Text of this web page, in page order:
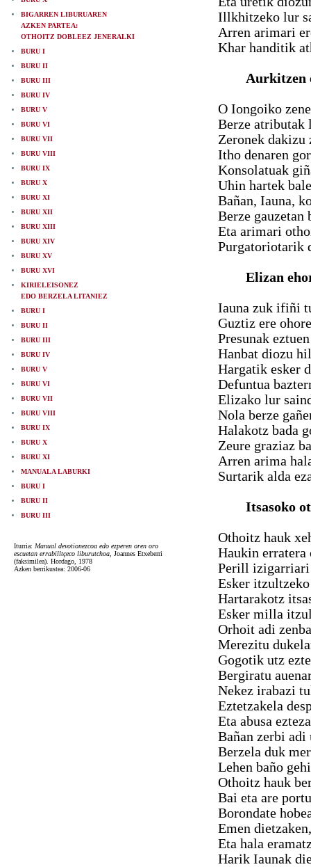
BIGARREN LIBURUAREN
AZKEN PARTEA:
OTHOITZ DOBLEEZ JENERALKI
BURU I
BURU II
BURU III
BURU IV
BURU V
BURU VI
BURU VII
BURU VIII
BURU IX
BURU X
BURU XI
BURU XII
BURU XIII
BURU XIV
BURU XV
BURU XVI
KIRIELEISONEZ
EDO BERZELA LITANIEZ
BURU I
BURU II
BURU III
BURU IV
BURU V
BURU VI
BURU VII
BURU VIII
BURU IX
BURU X
BURU XI
MANUALA LABURKI
BURU I
BURU II
BURU III
Iturria: Manual devotionezcoa edo ezperen oren oro
escuetan errabilltçeco liburutchoa , Joannes Etxeberri
(faksimilea). Hordago, 1978
Azken berrikustea: 2006-06
Illkhitzeko lur
Arren arimari
Khar handitik
Aurkitzen
O Iongoiko
Berze atributak
Zeronek dakizu
Itho denaren
Konsolatuak
Uhin hartek
Bañan, Iauna,
Berze gauzetan
Eta arimari
Purgatoriotarik
Elizan
Iauna zuk ifiñi
Guztiz ere
Presunak
Hanbat diozu
Hargatik esker
Defuntua
Elizako lur
Nola berze
Halakotz bada
Zeure graziaz
Arren arima
Surtarik alda
Itsasoko
Othoitz hauk
Haukin
Perill izigarriari
Esker
Hartarakotz
Esker milla
Orhoit adi
Merezitu
Gogotik utz
Bergiratu
Nekez irabazi
Eztetzakela
Eta abusa
Bañan zerbi
Berzela duk
Lehen baño
Othoitz hauk
Bai eta are
Borondate
Emen
Eta hala
Harik Iaunak